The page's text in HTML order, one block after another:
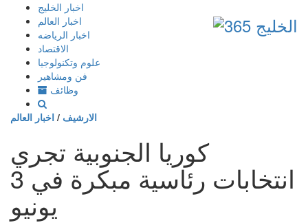
إذهب
المحتوى
اخبار الخليج
اخبار العالم
اخبار الرياضه
الاقتصاد
علوم وتكنولوجيا
فن ومشاهير
وظائف
الارشيف / اخبار العالم
كوريا الجنوبية تجري
انتخابات رئاسية مبكرة في 3
يونيو